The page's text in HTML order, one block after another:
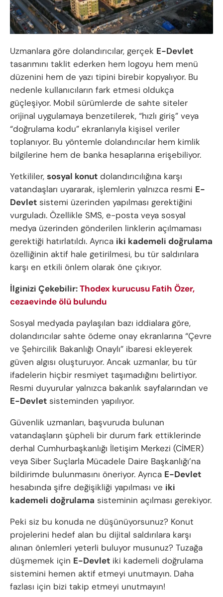
Uzmanlara göre dolandırıcılar, gerçek E-Devlet
tasarımını taklit ederken hem logoyu hem menü
düzenini hem de yazı tipini birebir kopyalıyor. Bu
nedenle kullanıcıların fark etmesi oldukça
güçleşiyor. Mobil sürümlerde de sahte siteler
orijinal uygulamaya benzetilerek, “hızlı giriş” veya
“doğrulama kodu” ekranlarıyla kişisel veriler
toplanıyor. Bu yöntemle dolandırıcılar hem kimlik
bilgilerine hem de banka hesaplarına erişebiliyor.
Yetkililer, sosyal konut dolandırıcılığına karşı
vatandaşları uyararak, işlemlerin yalnızca resmi E-
Devlet sistemi üzerinden yapılması gerektiğini
vurguladı. Özellikle SMS, e-posta veya sosyal
medya üzerinden gönderilen linklerin açılmaması
gerektiği hatırlatıldı. Ayrıca iki kademeli doğrulama
özelliğinin aktif hale getirilmesi, bu tür saldırılara
karşı en etkili önlem olarak öne çıkıyor.
İlginizi Çekebilir:Thodex kurucusu Fatih Özer,
cezaevinde ölü bulundu
Sosyal medyada paylaşılan bazı iddialara göre,
dolandırıcılar sahte ödeme onay ekranlarına “Çevre
ve Şehircilik Bakanlığı Onaylı” ibaresi ekleyerek
güven algısı oluşturuyor. Ancak uzmanlar, bu tür
ifadelerin hiçbir resmiyet taşımadığını belirtiyor.
Resmi duyurular yalnızca bakanlık sayfalarından ve
E-Devlet sisteminden yapılıyor.
Güvenlik uzmanları, başvuruda bulunan
vatandaşların şüpheli bir durum fark ettiklerinde
derhal Cumhurbaşkanlığı İletişim Merkezi (CİMER)
veya Siber Suçlarla Mücadele Daire Başkanlığı’na
bildirimde bulunmasını öneriyor. Ayrıca E-Devlet
hesabında şifre değişikliği yapılması ve iki
kademeli doğrulama sisteminin açılması gerekiyor.
Peki siz bu konuda ne düşünüyorsunuz? Konut
projelerini hedef alan bu dijital saldırılara karşı
alınan önlemleri yeterli buluyor musunuz? Tuzağa
düşmemek için E-Devlet iki kademeli doğrulama
sistemini hemen aktif etmeyi unutmayın. Daha
fazlası için bizi takip etmeyi unutmayın!